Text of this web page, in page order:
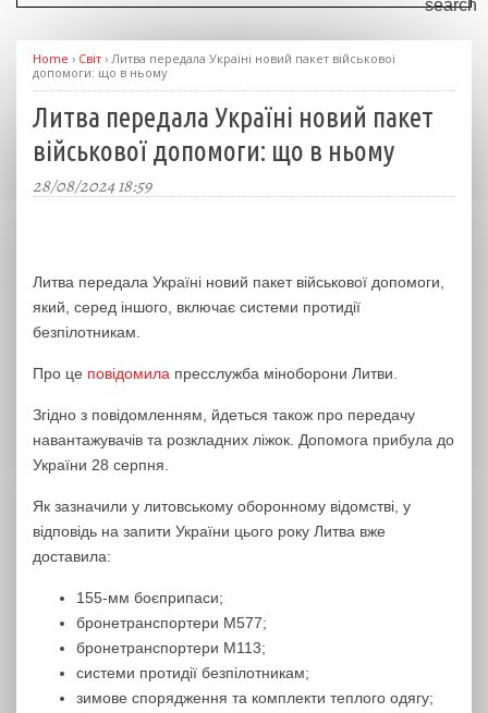
Home › Світ › Литва передала Україні новий пакет військової
допомоги: що в ньому
Литва передала Україні новий пакет
військової допомоги: що в ньому
28/08/2024 18:59
Литва передала Україні новий пакет військової допомоги,
який, серед іншого, включає системи протидії
безпілотникам.
Про це повідомила пресслужба міноборони Литви.
Згідно з повідомленням, йдеться також про передачу
навантажувачів та розкладних ліжок. Допомога прибула до
України 28 серпня.
Як зазначили у литовському оборонному відомстві, у
відповідь на запити України цього року Литва вже
доставила:
155-мм боєприпаси;
бронетранспортери М577;
бронетранспортери М113;
системи протидії безпілотникам;
зимове спорядження та комплекти теплого одягу;